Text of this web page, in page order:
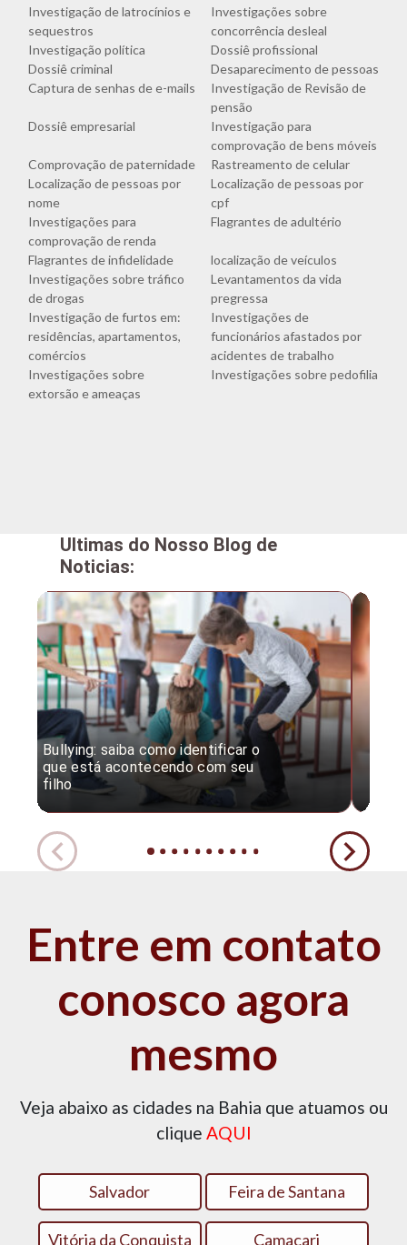
Investigação de latrocínios e
sequestros
Investigações sobre
concorrência desleal
Investigação política
Dossiê profissional
Dossiê criminal
Desaparecimento de pessoas
Captura de senhas de e-mails
Investigação de Revisão de
pensão
Dossiê empresarial
Investigação para
comprovação de bens móveis
Comprovação de paternidade
Rastreamento de celular
Localização de pessoas por
nome
Localização de pessoas por
cpf
Investigações para
comprovação de renda
Flagrantes de adultério
Flagrantes de infidelidade
localização de veículos
Investigações sobre tráfico
de drogas
Levantamentos da vida
pregressa
Investigação de furtos em:
residências, apartamentos,
comércios
Investigações de
funcionários afastados por
acidentes de trabalho
Investigações sobre
extorsão e ameaças
Investigações sobre pedofilia
Ultimas do Nosso Blog de
Noticias:
Bullying: saiba como identificar o
que está acontecendo com seu
filho
Entre em contato
conosco agora
mesmo
Veja abaixo as cidades na Bahia que atuamos ou
clique AQUI
Salvador Feira de Santana
Vitória da Conquista Camaçari